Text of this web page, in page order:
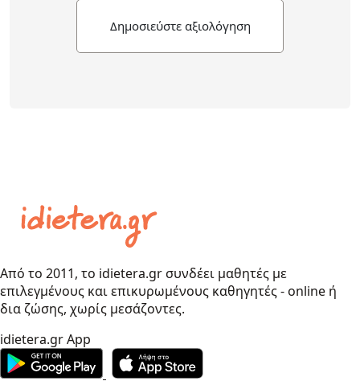
Δημοσιεύστε αξιολόγηση
Από το 2011, το idietera.gr συνδέει μαθητές με
επιλεγμένους και επικυρωμένους καθηγητές - online ή
δια ζώσης, χωρίς μεσάζοντες.
idietera.gr App